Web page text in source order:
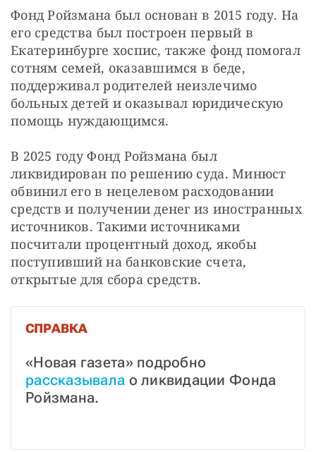
Фонд Ройзмана был основан в 2015 году. На
его средства был построен первый в
Екатеринбурге хоспис, также фонд помогал
сотням семей, оказавшимся в беде,
поддерживал родителей неизлечимо
больных детей и оказывал юридическую
помощь нуждающимся.
В 2025 году Фонд Ройзмана был
ликвидирован по решению суда. Минюст
обвинил его в нецелевом расходовании
средств и получении денег из иностранных
источников. Такими источниками
посчитали процентный доход, якобы
поступивший на банковские счета,
открытые для сбора средств.
СПРАВКА
рассказывала о ликвидации Фонда
Ройзмана.